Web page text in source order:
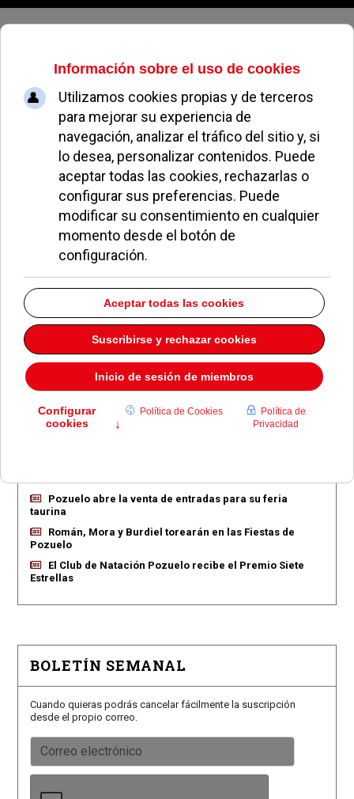
Domingo, 09 de agosto de 2026
El Rincón De
Pozuelo
Dirección: Calle Doctor Cornago 2
Pozuelo de Alarcón
Madrid
Teléfono: 917825056
Descargar la información como:vCard
EN PORTADA
Pozuelo abre la venta de entradas para su feria
taurina
Román, Mora y Burdiel torearán en las Fiestas de
Pozuelo
El Club de Natación Pozuelo recibe el Premio Siete
Estrellas
BOLETÍN SEMANAL
Cuando quieras podrás cancelar fácilmente la suscripción
desde el propio correo.